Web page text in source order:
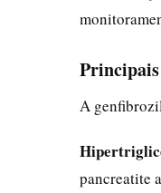
A
pancreatite